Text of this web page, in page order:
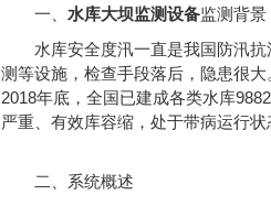
一、 水库大坝监测设备监测背景
水库安全度汛一直是我国防汛
测等设施，检查手段落后，隐患很
2018年底，全国已建成各类水库
严重、有效库容缩，处于带病运行
二、系统概述